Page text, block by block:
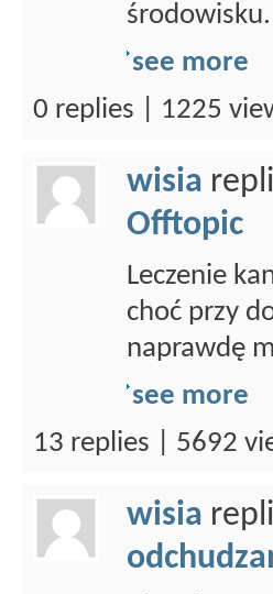
see more
0 replies | 1225
wisia
Offtopic
Leczenie
choć przy
naprawdę
see more
13 replies | 5692
wisia